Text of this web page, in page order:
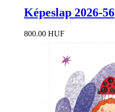
Képeslap 2026-56
800.00 HUF